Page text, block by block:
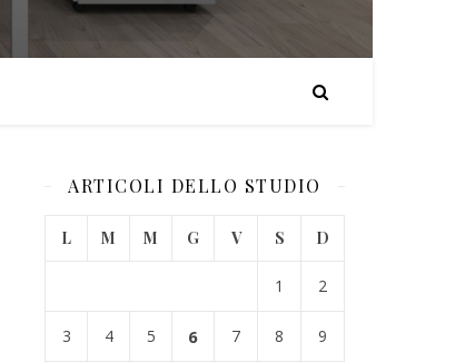
ARTICOLI DELLO STUDIO
L M M G V S D
1 2
3 4 5 6 7 8 9